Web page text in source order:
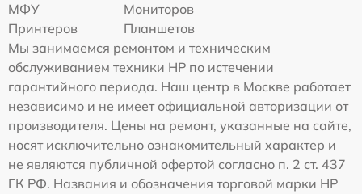
МФУ
Мониторов
Принтеров
Планшетов
Мы занимаемся ремонтом и техническим
обслуживанием техники HP по истечении
гарантийного периода. Наш центр в Москве работает
независимо и не имеет официальной авторизации от
производителя. Цены на ремонт, указанные на сайте,
носят исключительно ознакомительный характер и
не являются публичной офертой согласно п. 2 ст. 437
ГК РФ. Названия и обозначения торговой марки HP